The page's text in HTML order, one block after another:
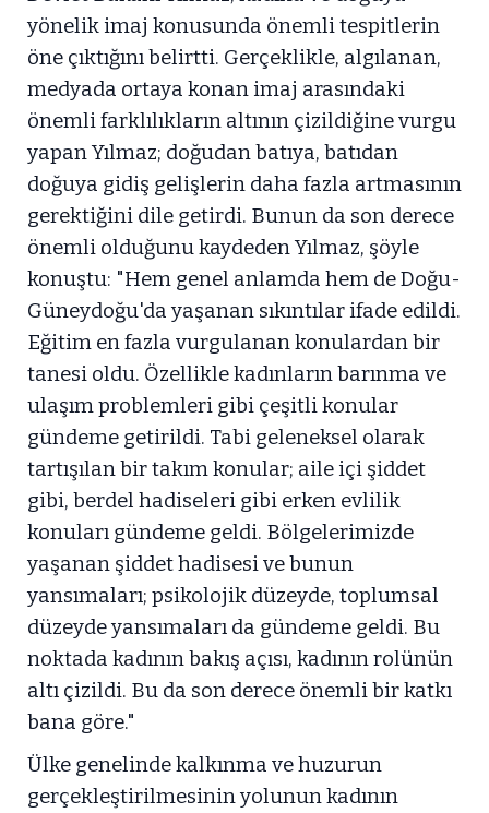
yönelik imaj konusunda önemli tespitlerin
öne çıktığını belirtti. Gerçeklikle, algılanan,
medyada ortaya konan imaj arasındaki
önemli farklılıkların altının çizildiğine vurgu
yapan Yılmaz; doğudan batıya, batıdan
doğuya gidiş gelişlerin daha fazla artmasının
gerektiğini dile getirdi. Bunun da son derece
önemli olduğunu kaydeden Yılmaz, şöyle
konuştu: "Hem genel anlamda hem de Doğu-
Güneydoğu'da yaşanan sıkıntılar ifade edildi.
Eğitim en fazla vurgulanan konulardan bir
tanesi oldu. Özellikle kadınların barınma ve
ulaşım problemleri gibi çeşitli konular
gündeme getirildi. Tabi geleneksel olarak
tartışılan bir takım konular; aile içi şiddet
gibi, berdel hadiseleri gibi erken evlilik
konuları gündeme geldi. Bölgelerimizde
yaşanan şiddet hadisesi ve bunun
yansımaları; psikolojik düzeyde, toplumsal
düzeyde yansımaları da gündeme geldi. Bu
noktada kadının bakış açısı, kadının rolünün
altı çizildi. Bu da son derece önemli bir katkı
bana göre."
Ülke genelinde kalkınma ve huzurun
gerçekleştirilmesinin yolunun kadının